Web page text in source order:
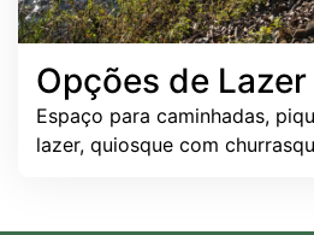
Opções de Lazer
Espaço para caminhadas,
lazer, quiosque com